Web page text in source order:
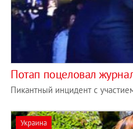
Потап поцеловал
Пикантный инцидент с
Украина